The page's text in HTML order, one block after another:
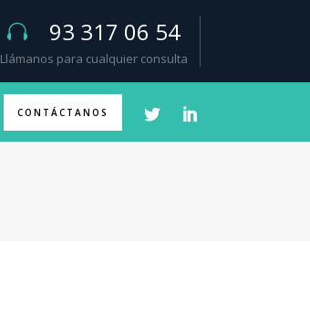
93 317 06 54
Llámanos para cualquier consulta
CONTÁCTANOS